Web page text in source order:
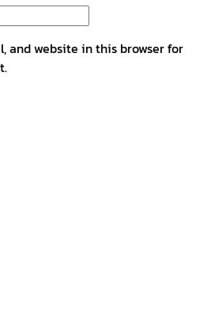
and website in this browser for